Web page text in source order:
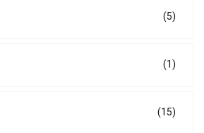
(5)
(1)
(15)